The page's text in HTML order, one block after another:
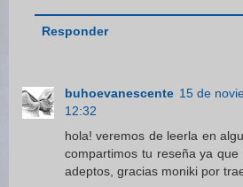
Responder
buhoevanescente 15 de
12:32
hola! veremos de leerla en
compartimos tu reseña ya
adeptos, gracias moniki por